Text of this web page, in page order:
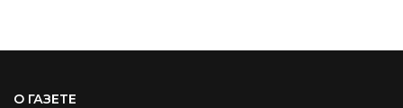
О ГАЗЕТЕ